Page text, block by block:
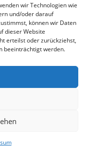
wir Technologien wie
und/oder darauf
können wir Daten
dieser Website
erteilst oder zurückziehst,
beeinträchtigt werden.